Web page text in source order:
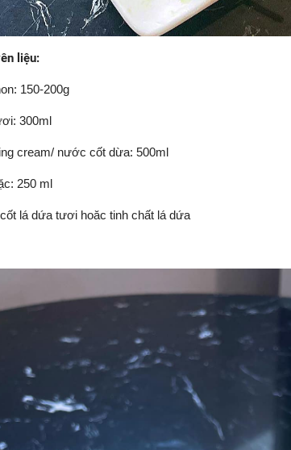
liệu:
150-200g
300ml
cream/ nước cốt dừa: 500ml
250 ml
lá dứa tươi hoăc tinh chất lá dứa